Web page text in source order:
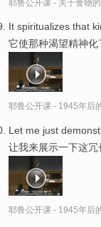
耶鲁公开课 - 关于食物
It spiritualizes that
它使那种渴望精神化
耶鲁公开课 - 1945年后
Let me just
让我来展示一下这冗
耶鲁公开课 - 1945年后